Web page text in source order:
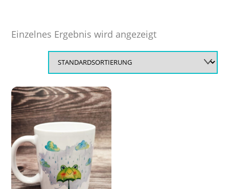
Einzelnes Ergebnis wird angezeigt